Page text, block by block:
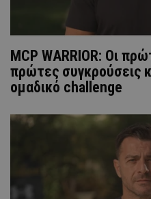
MCP WARRIOR: Οι
πρώτες συγκρούσεις
ομαδικό challenge